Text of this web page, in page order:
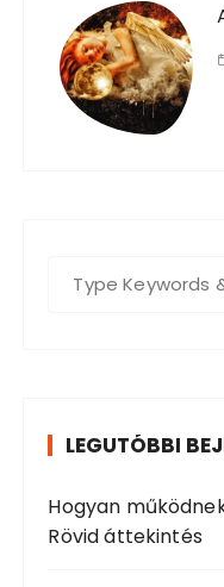
r
:
LEGUTÓBBI
Hogyan
Rövid áttekintés